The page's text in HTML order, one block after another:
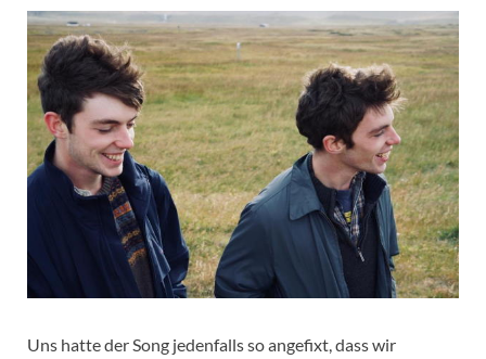
Uns hatte der Song jedenfalls so angefixt, dass wir